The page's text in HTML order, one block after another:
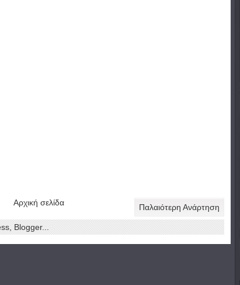
Παλαιότερη Ανάρτηση
Αρχική σελίδα